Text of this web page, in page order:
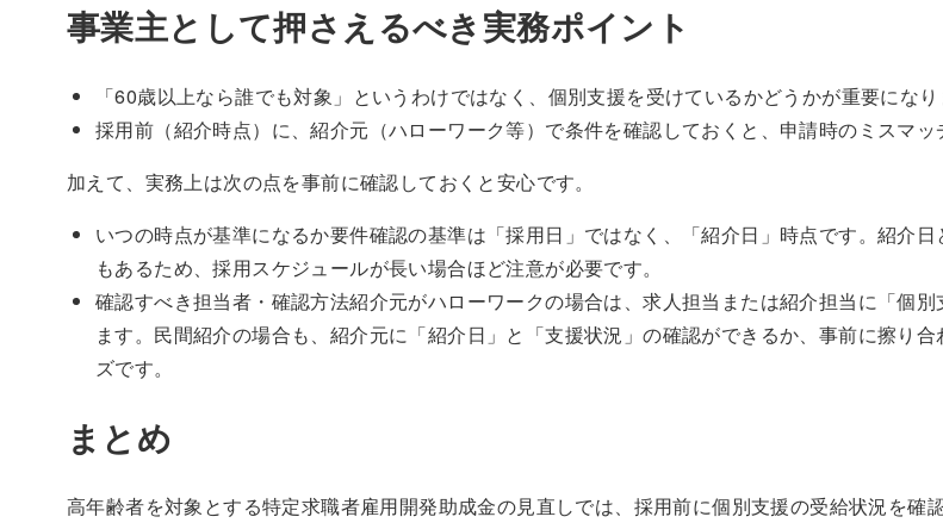
事業主として押さえるべき実務ポイント
「60歳以上なら誰でも対象」というわけではなく、個別支援を受けているかどうかが重要になり
採用前（紹介時点）に、紹介元（ハローワーク等）で条件を確認しておくと、申請時のミスマッ
加えて、実務上は次の点を事前に確認しておくと安心です。
いつの時点が基準になるか要件確認の基準は「採用日」ではなく、「紹介日」時点です。紹介
もあるため、採用スケジュールが長い場合ほど注意が必要です。
確認すべき担当者・確認方法紹介元がハローワークの場合は、求人担当または紹介担当に「個
ます。民間紹介の場合も、紹介元に「紹介日」と「支援状況」の確認ができるか、事前に擦り
ズです。
まとめ
高年齢者を対象とする特定求職者雇用開発助成金の見直しでは、採用前に個別支援の受給状況を確